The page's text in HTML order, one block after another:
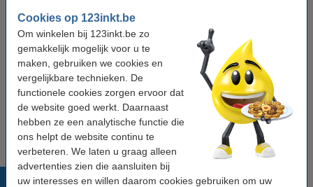
Cookies op 123inkt.be
Om winkelen bij 123inkt.be zo
gemakkelijk mogelijk voor u te
maken, gebruiken we cookies en
vergelijkbare technieken. De
functionele cookies zorgen ervoor dat
de website goed werkt. Daarnaast
hebben ze een analytische functie die
ons helpt de website continu te
verbeteren. We laten u graag alleen
advertenties zien die aansluiten bij
uw interesses en willen daarom cookies gebruiken om uw
Aantal: 96 stuk(s)
Winstpakker!
Aanbieding: 3x Tesa Powerstrips poster (96
stuks)
€ 46,50
Populaire producten